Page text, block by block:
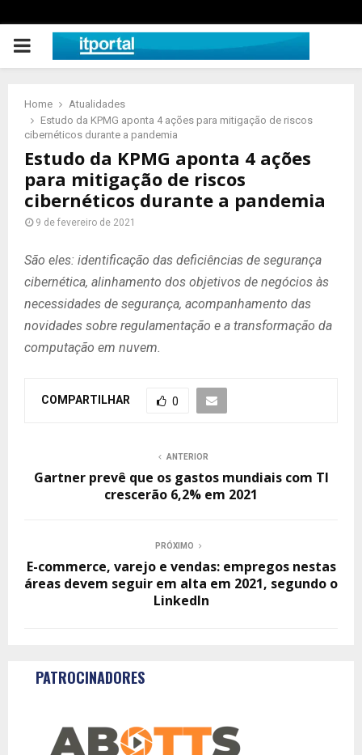
PRIMARY
Home
Atualidades
Estudo da KPMG aponta 4 ações para mitigação de riscos
cibernéticos durante a pandemia
Estudo da KPMG aponta 4 ações
para mitigação de riscos
cibernéticos durante a pandemia
9 de fevereiro de 2021
São eles: identificação das deficiências de segurança
cibernética, alinhamento dos objetivos de negócios às
necessidades de segurança, acompanhamento das
novidades sobre regulamentação e a transformação da
computação em nuvem.
COMPARTILHAR 0
ANTERIOR
Gartner prevê que os gastos mundiais com TI
crescerão 6,2% em 2021
PRÓXIMO
E-commerce, varejo e vendas: empregos nestas
áreas devem seguir em alta em 2021, segundo o
LinkedIn
PATROCINADORES